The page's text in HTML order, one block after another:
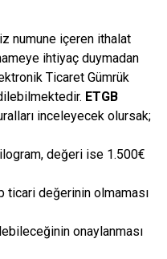
numune içeren ithalat
ihtiyaç duymadan
Ticaret Gümrük
ETGB
inceleyecek olursak;
değeri ise 1.500€
ticari değerinin olmaması
onaylanması